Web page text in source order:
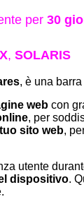
per 30
, SOLARIS
, è una
web con
, per
tuo sito web,
utente
dispositivo.